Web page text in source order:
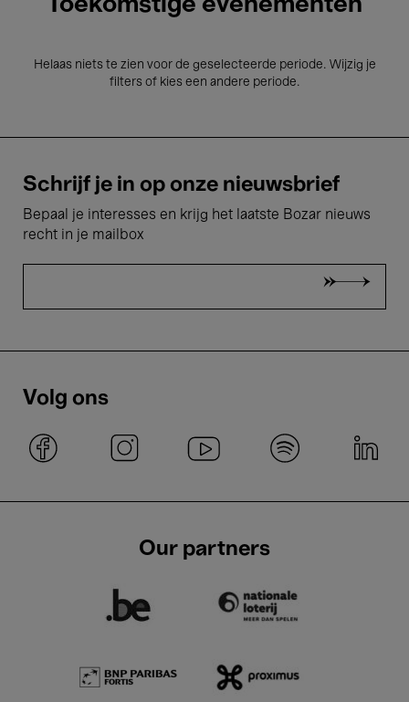
Toekomstige evenementen
Helaas niets te zien voor de geselecteerde periode. Wijzig je
filters of kies een andere periode.
Schrijf je in op onze nieuwsbrief
Bepaal je interesses en krijg het laatste Bozar nieuws
recht in je mailbox
Volg ons
Our partners